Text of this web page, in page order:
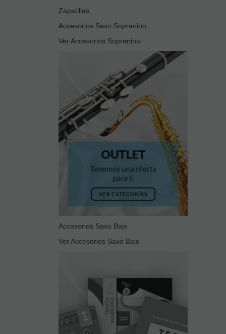
Zapatillas
Accesorios Saxo Sopranino
Ver Accesorios Sopranino
Accesorios Saxo Bajo
Ver Accesorios Saxo Bajo